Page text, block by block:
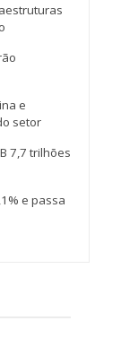
e
setor
7,7 trilhões
e passa